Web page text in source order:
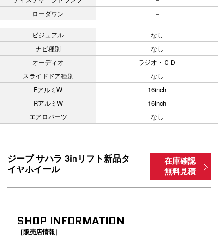
ローダウン
－
ビジュアル
なし
ナビ種別
なし
オーディオ
ラジオ・ＣＤ
スライドドア種別
なし
FアルミW
16inch
RアルミW
16inch
エアロパーツ
なし
ジープ サハラ 3inリフト新品タ
イヤホイール
在庫確認
無料見積
SHOP INFORMATION
［販売店情報］